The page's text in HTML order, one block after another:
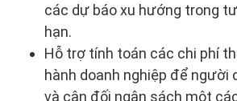
các dự báo xu hướng trong
hạn.
Hỗ trợ tính toán các chi phí
hành doanh nghiệp để người
và cân đối ngân sách một